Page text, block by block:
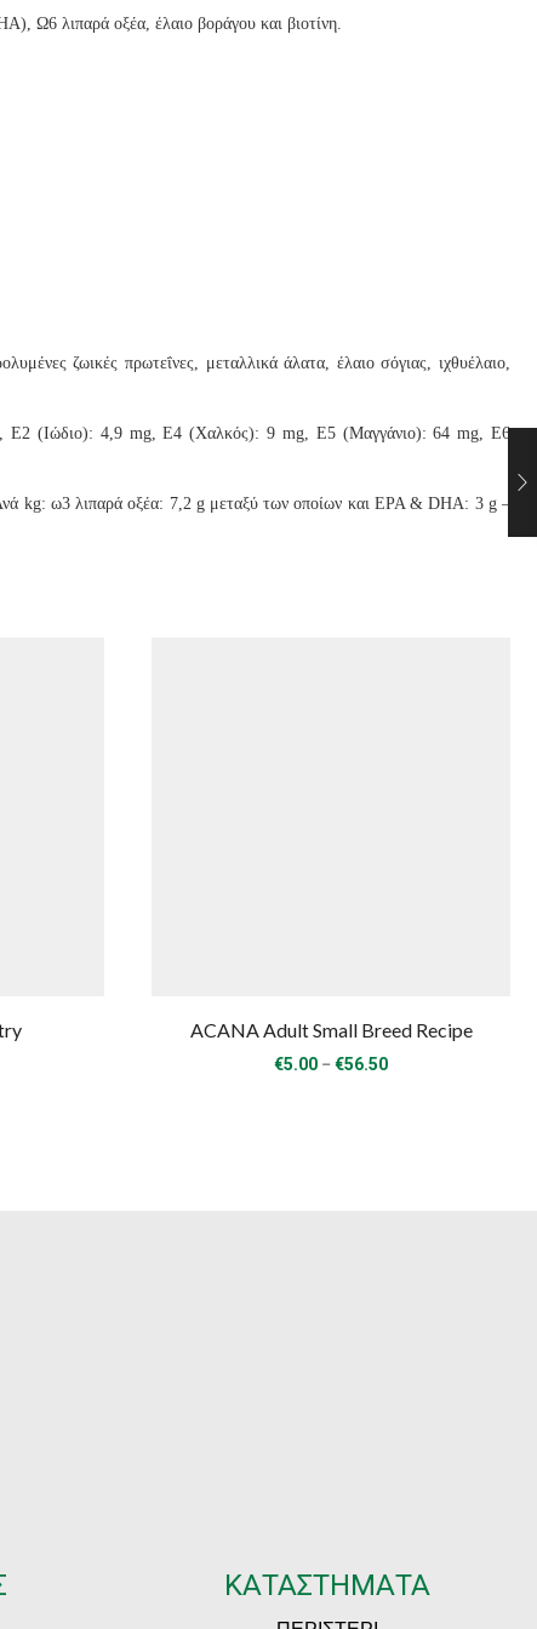
Ω6 λιπαρά οξέα, έλαιο βοράγου και βιοτίνη.
ζωικές πρωτεΐνες, μεταλλικά άλατα, έλαιο σόγιας, ιχθυέλαιο,
E2 (Ιώδιο): 4,9 mg, E4 (Χαλκός): 9 mg, E5 (Μαγγάνιο): 64 mg, E6
kg: ω3 λιπαρά οξέα: 7,2 g μεταξύ των οποίων και EPA & DHA: 3 g –
ACANA Adult Small Breed Recipe
€5.00 –€56.50Price
ΚΑΤΑΣΤΗΜΑΤΑ